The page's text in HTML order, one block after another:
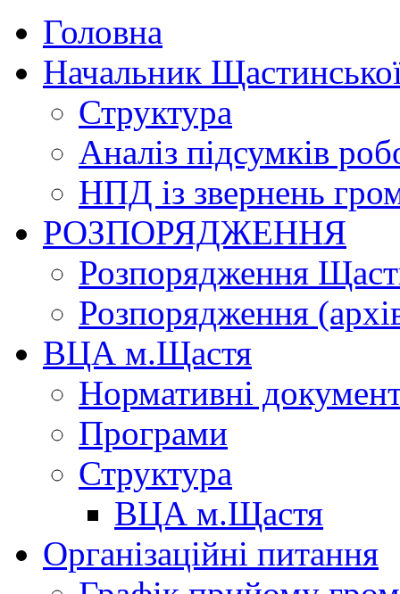
Головна
Начальник
Структура
Аналіз підсумків
НПД із звернень
РОЗПОРЯДЖЕННЯ
Розпорядження
Розпорядження
ВЦА м.Щастя
Нормативні
Програми
Структура
ВЦА м.Щастя
Організаційні питання